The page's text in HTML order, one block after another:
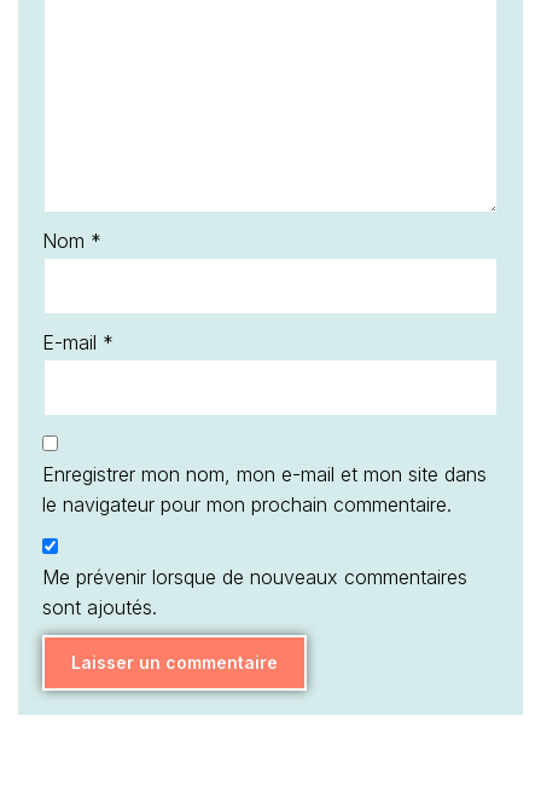
Nom *
E-mail *
Enregistrer mon nom, mon e-mail et mon site dans
le navigateur pour mon prochain commentaire.
Me prévenir lorsque de nouveaux commentaires
sont ajoutés.